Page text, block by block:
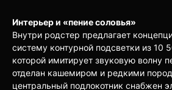
Интерьер и «пение соловья»
Внутри родстер предлагает
систему контурной подсветки из 10
которой имитирует звуковую волну
отделан кашемиром и редкими
центральный подлокотник снабжен